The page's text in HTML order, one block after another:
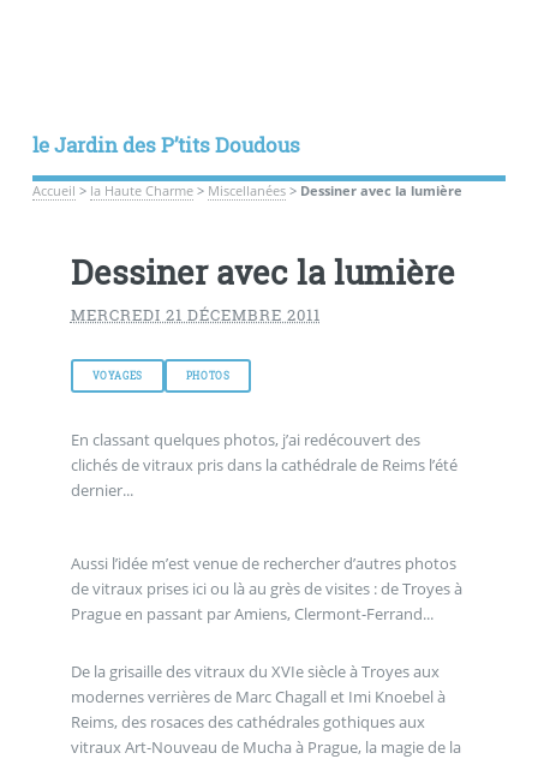
le Jardin des P’tits Doudous
Accueil > la Haute Charme> Miscellanées> Dessiner avec la lumière
Dessiner avec la lumière
MERCREDI 21 DÉCEMBRE 2011
VOYAGES PHOTOS
En classant quelques photos, j’ai redécouvert des
clichés de vitraux pris dans la cathédrale de Reims l’été
dernier...
Aussi l’idée m’est venue de rechercher d’autres photos
de vitraux prises ici ou là au grès de visites : de Troyes à
Prague en passant par Amiens, Clermont-Ferrand...
De la grisaille des vitraux du XVIe siècle à Troyes aux
modernes verrières de Marc Chagall et Imi Knoebel à
Reims, des rosaces des cathédrales gothiques aux
vitraux Art-Nouveau de Mucha à Prague, la magie de la